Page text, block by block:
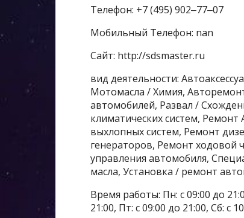
Телефон: +7 (495) 902‒77‒07
Мобильный Телефон: nan
Сайт: http://sdsmaster.ru
вид деятельности:
Мотомасла / Химия,
автомобилей, Развал /
климатических систем,
выхлопных систем, Ремонт
генераторов, Ремонт ходовой
управления автомобиля,
масла, Установка / ремонт
Время работы: Пн: с 09:00 до
21:00, Пт: с 09:00 до 21:00, Сб: с